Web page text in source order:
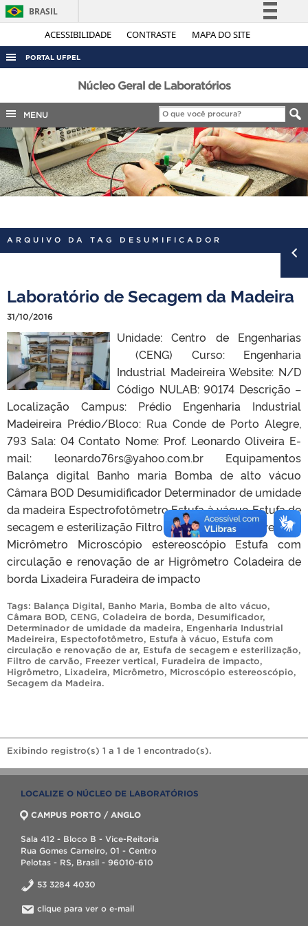
ACESSIBILIDADE CONTRASTE MAPA DO SITE
BRASIL
Simplifique!
Legislação
Canais
PORTAL UFPEL
ACESSO À INFORMAÇÃO
AUDITORIA
COBALTO
CONCURSOS
EDITAIS
INTERNACIONAL
PORTARIAS
Núcleo Geral de Laboratórios
MENU
ARQUIVO DA TAG DESUMIFICADOR
Laboratório de Secagem da Madeira
31/10/2016
Unidade: Centro de Engenharias
(CENG) Curso: Engenharia
Industrial Madeireira Website: N/D
Código NULAB: 90174 Descrição –
Localização Campus: Prédio Engenharia Industrial
Madeireira Prédio/Bloco: Rua Conde de Porto Alegre,
793 Sala: 04 Contato Nome: Prof. Leonardo Oliveira E-
mail: leonardo76rs@yahoo.com.br Equipamentos
Balança digital Banho maria Bomba de alto vácuo
Câmara BOD Desumidificador Determinador de umidade
da madeira Espectrofotômetro Estufa à vácuo Estufa de
secagem e esterilização Filtro de carvão Freezer vertical
Micrômetro Microscópio estereoscópio Estufa com
circulação e renovação de ar Higrômetro Coladeira de
borda Lixadeira Furadeira de impacto
Tags: Balança Digital, Banho Maria, Bomba de alto vácuo,
Câmara BOD, CENG, Coladeira de borda, Desumificador,
Determinador de umidade da madeira, Engenharia Industrial
Madeireira, Espectofotômetro, Estufa à vácuo, Estufa com
circulação e renovação de ar, Estufa de secagem e esterilização,
Filtro de carvão, Freezer vertical, Furadeira de impacto,
Higrômetro, Lixadeira, Micrômetro, Microscópio estereoscópio,
Secagem da Madeira.
Exibindo registro(s) 1 a 1 de 1 encontrado(s).
LOCALIZE O NÚCLEO DE LABORATÓRIOS
CAMPUS PORTO / ANGLO
Sala 412 - Bloco B - Vice-Reitoria
Rua Gomes Carneiro, 01 - Centro
Pelotas - RS, Brasil - 96010-610
53 3284 4030
clique para ver o e-mail